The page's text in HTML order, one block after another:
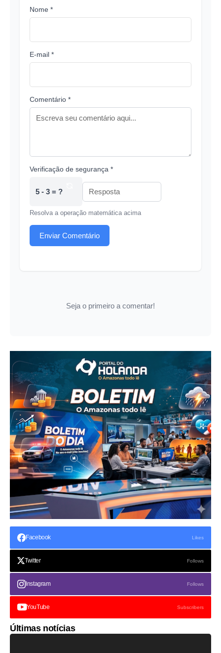
Nome *
E-mail *
Comentário *
Verificação de segurança *
5 - 3 = ?
Resolva a operação matemática acima
Enviar Comentário
Seja o primeiro a comentar!
Facebook Likes
Twitter Follows
Instagram Follows
YouTube Subscribers
Últimas notícias